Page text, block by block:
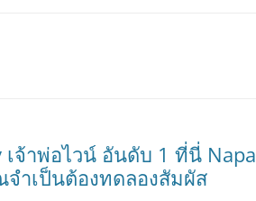
จ้าพ่อไวน์ อันดับ 1 ที่นี่ Napa
ำเป็นต้องทดลองสัมผัส